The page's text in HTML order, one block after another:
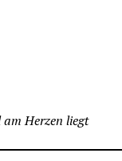
Herzen liegt